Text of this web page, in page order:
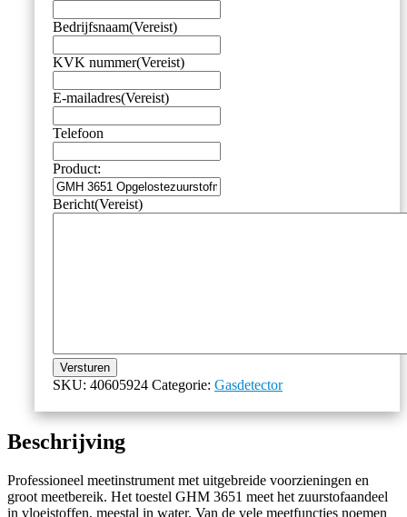
Bedrijfsnaam(Vereist)
KVK nummer(Vereist)
E-mailadres(Vereist)
Telefoon
Product:
Bericht(Vereist)
Versturen
SKU: 40605924 Categorie: Gasdetector
Beschrijving
Professioneel meetinstrument met uitgebreide voorzieningen en
groot meetbereik. Het toestel GHM 3651 meet het zuurstofaandeel
in vloeistoffen, meestal in water. Van de vele meetfuncties noemen